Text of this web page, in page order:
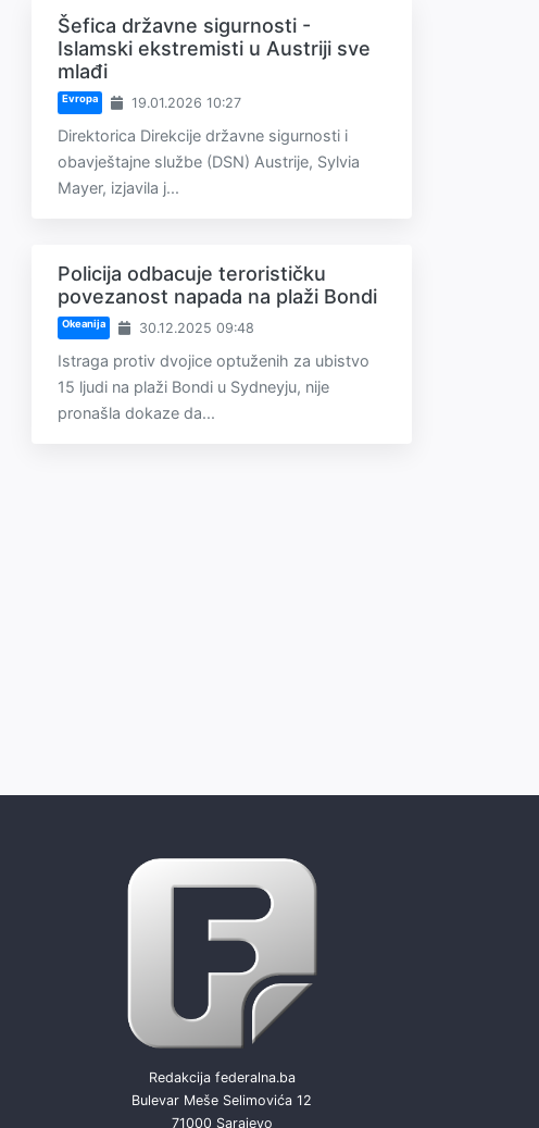
Šefica državne sigurnosti -
Islamski ekstremisti u Austriji sve
mlađi
Evropa 19.01.2026 10:27
Direktorica Direkcije državne sigurnosti i
obavještajne službe (DSN) Austrije, Sylvia
Mayer, izjavila j...
Policija odbacuje terorističku
povezanost napada na plaži Bondi
Okeanija 30.12.2025 09:48
Istraga protiv dvojice optuženih za ubistvo
15 ljudi na plaži Bondi u Sydneyju, nije
pronašla dokaze da...
Redakcija federalna.ba
Bulevar Meše Selimovića 12
71000 Sarajevo